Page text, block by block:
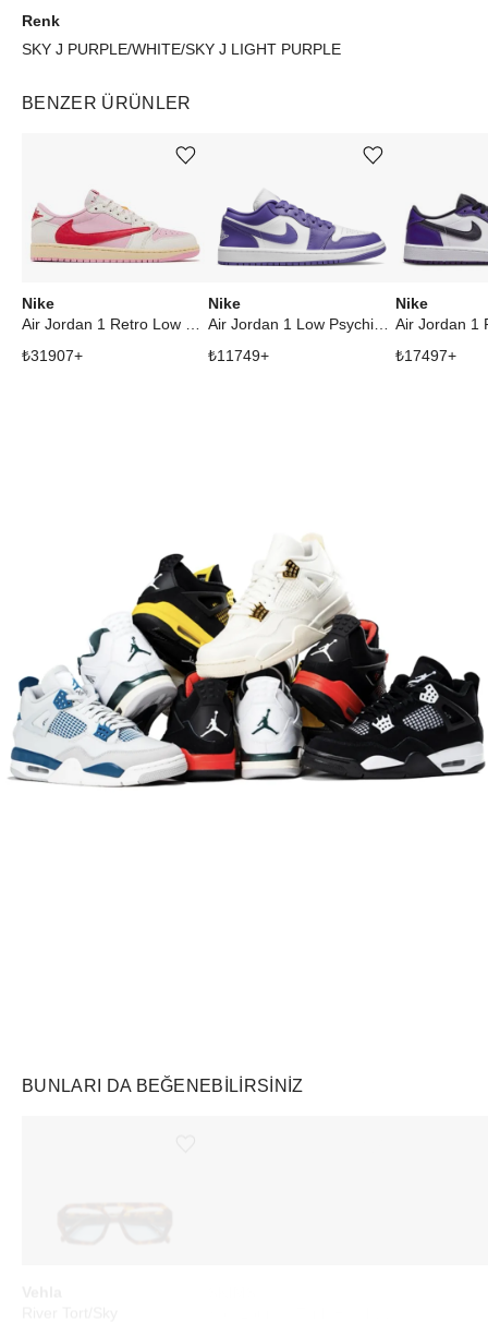
Renk
SKY J PURPLE/WHITE/SKY J LIGHT PURPLE
BENZER ÜRÜNLER
Nike
₺31907+
Ürünü istek listesine ekle veya listeden çıkar
Nike
₺11749+
Ürünü istek listesine ekle veya listeden çıkar
Nike
₺17497+
BUNLARI DA BEĞENEBILIRSINIZ